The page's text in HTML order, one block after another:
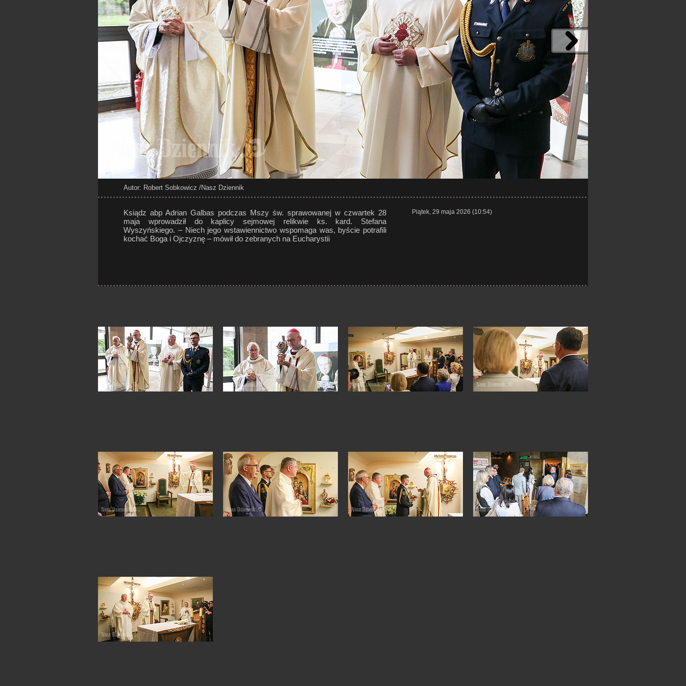
Autor: Robert Sobkowicz /Nasz Dziennik
Ksiądz abp Adrian Galbas podczas Mszy św. sprawowanej w czwartek 28
maja wprowadził do kaplicy sejmowej relikwie ks. kard. Stefana
Wyszyńskiego. – Niech jego wstawiennictwo wspomaga was, byście potrafili
kochać Boga i Ojczyznę – mówił do zebranych na Eucharystii
Piątek, 29 maja 2026 (10:54)